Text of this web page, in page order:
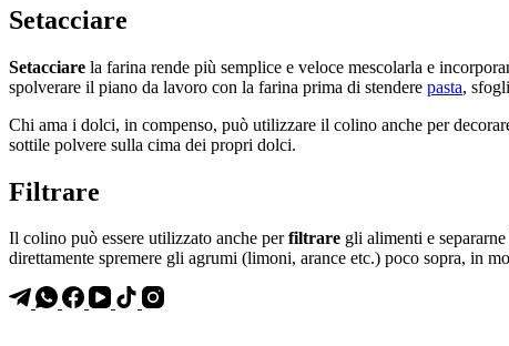
Setacciare
Setacciare la farina rende più semplice e veloce mescolarla e
spolverare il piano da lavoro con la farina prima di stendere pasta,
Chi ama i dolci, in compenso, può utilizzare il colino anche per
sottile polvere sulla cima dei propri dolci.
Filtrare
Il colino può essere utilizzato anche perfiltrare gli alimenti e
direttamente spremere gli agrumi (limoni, arance etc.) poco sopra, in